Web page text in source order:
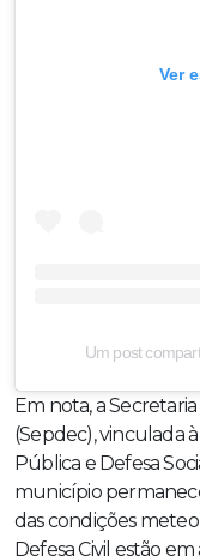
Ver
Um post
Em nota, a
(Sepdec), vinculada
Pública e Defesa
município
das condições
Defesa Civil estão